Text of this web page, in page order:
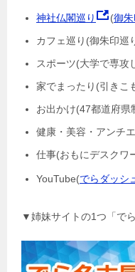
神社仏閣巡り (御朱
カフェ巡り(御朱印巡
スポーツ(大学で専攻
家でまったり(引きこ
お出かけ(47都道府県
健康・美容・アンチ
仕事(おもにデスクワ
YouTube(でらダッシ
▼姉妹サイトの1つ「で